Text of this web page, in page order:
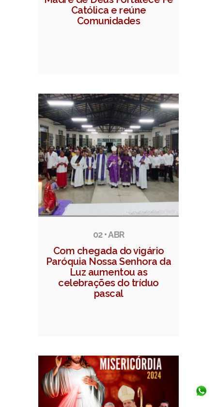
Católica e reúne
Comunidades
02 • ABR
Com chegada do vigário
Paróquia Nossa Senhora da
Luz aumentou as
celebrações do tríduo
pascal